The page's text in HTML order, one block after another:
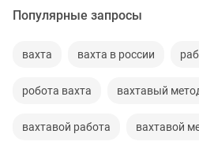
Популярные запросы
вахта вахта в россии
робота вахта вахтавый
вахтавой работа вахтавой